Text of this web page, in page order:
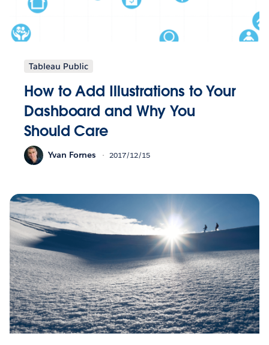
Tableau Public
How to Add Illustrations to Your
Dashboard and Why You
Should Care
Yvan Fornes 2017/12/15